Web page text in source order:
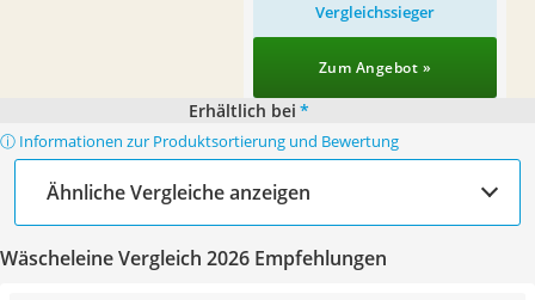
Vergleichssieger
Zum Angebot »
Erhältlich bei *
ⓘ Informationen zur Produktsortierung und Bewertung
Ähnliche Vergleiche anzeigen
Wäscheleine Vergleich 2026 Empfehlungen